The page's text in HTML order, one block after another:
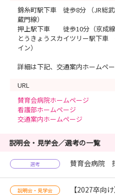
錦糸町駅下車 徒歩8分 （JR総
蔵門線）
押上駅下車 徒歩10分（京成線
とうきょうスカイツリー駅下車
イン）
詳細は下記、交通案内ホームペ
URL
賛育会病院ホームページ
看護部ホームページ
交通案内ホームページ
説明会・見学会／選考の一覧
選考 賛育会病院
説明会・見学会 【2027卒向